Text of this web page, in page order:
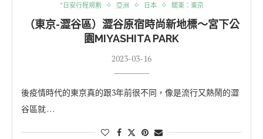
*日安行程規劃 亞洲 日本 關東：東京
（東京-澀谷區）澀谷原宿時尚新地標～宮下公
園MIYASHITA PARK
2023-03-16
後疫情時代的東京真的跟3年前很不同，像是流行又熱鬧的澀
谷區就 …